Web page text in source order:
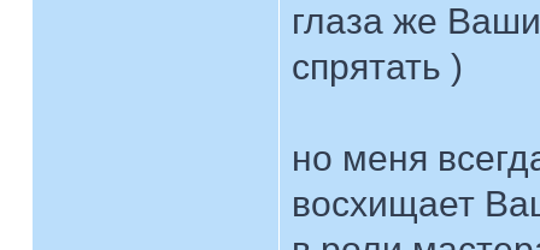
глаза же
спрятать )
но меня
восхищает